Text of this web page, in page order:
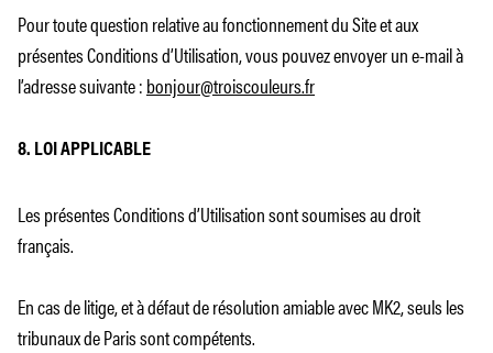
Pour toute question relative au fonctionnement du Site et aux
présentes Conditions d’Utilisation, vous pouvez envoyer un e-mail à
l’adresse suivante :bonjour@troiscouleurs.fr
8. LOI APPLICABLE
Les présentes Conditions d’Utilisation sont soumises au droit
français.
En cas de litige, et à défaut de résolution amiable avec MK2, seuls les
tribunaux de Paris sont compétents.